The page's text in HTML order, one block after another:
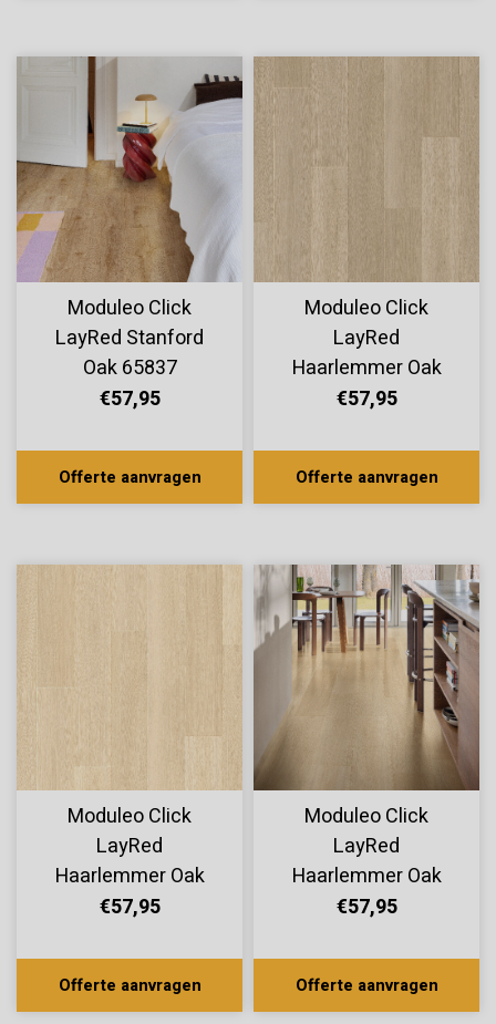
Moduleo Click
LayRed Stanford
Oak 65837
€57,95
Offerte aanvragen
Moduleo Click
LayRed
Haarlemmer Oak
64250
€57,95
Offerte aanvragen
Moduleo Click
LayRed
Haarlemmer Oak
64212
€57,95
Offerte aanvragen
Moduleo Click
LayRed
Haarlemmer Oak
64249
€57,95
Offerte aanvragen